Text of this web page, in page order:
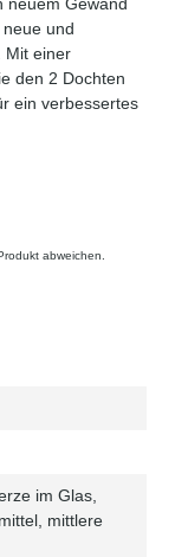
neuem Gewand
und
Mit einer
den 2 Dochten
ein verbessertes
abweichen.
im Glas,
, mittlere